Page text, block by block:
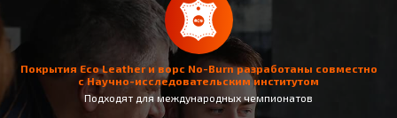
Покрытия Eco Leather и ворс No-Burn разработаны совместно
с Научно-исследовательским институтом
Подходят для международных чемпионатов